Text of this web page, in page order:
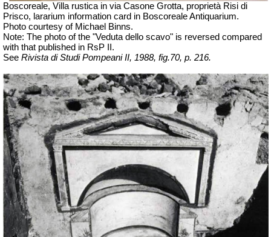
Boscoreale, Villa rustica in via Casone Grotta, proprietà Risi di
Prisco, lararium information card in Boscoreale Antiquarium.
Photo courtesy of Michael Binns.
Note: The photo of the "Veduta dello scavo" is reversed compared
with that published in RsP II.
See Rivista di Studi Pompeani II, 1988, fig.70, p. 216.